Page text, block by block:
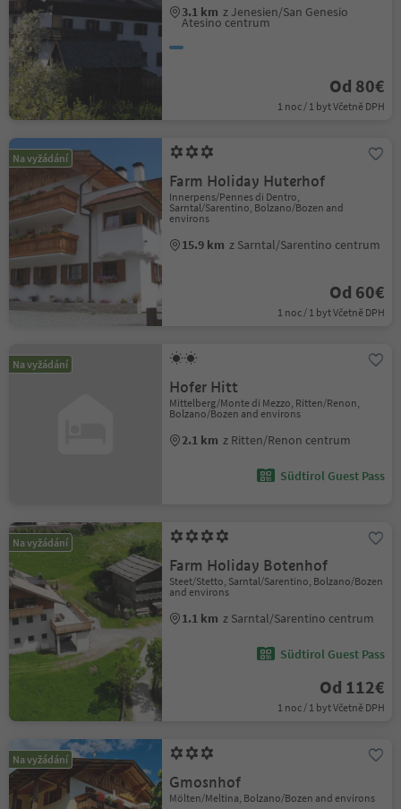
3.1 km z Jenesien/San Genesio
Atesino centrum
Od 80€
1 noc / 1 byt Včetně DPH
Na vyžádání
Farm Holiday Huterhof
Innerpens/Pennes di Dentro,
Sarntal/Sarentino, Bolzano/Bozen and
environs
15.9 km z Sarntal/Sarentino centrum
Od 60€
1 noc / 1 byt Včetně DPH
Na vyžádání
Hofer Hitt
Mittelberg/Monte di Mezzo, Ritten/Renon,
Bolzano/Bozen and environs
2.1 km z Ritten/Renon centrum
Südtirol Guest Pass
Na vyžádání
Farm Holiday Botenhof
Steet/Stetto, Sarntal/Sarentino, Bolzano/Bozen
and environs
1.1 km z Sarntal/Sarentino centrum
Südtirol Guest Pass
Od 112€
1 noc / 1 byt Včetně DPH
Na vyžádání
Gmosnhof
Mölten/Meltina, Bolzano/Bozen and environs